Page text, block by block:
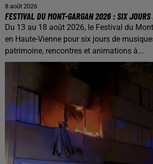
8 août 2026
FESTIVAL DU MONT-GARGAN 2026 : SIX JOURS
Du 13 au 18 août 2026, le Festival du
en Haute-Vienne pour six jours de
patrimoine, rencontres et animations à...